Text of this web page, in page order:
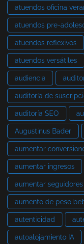
atuendos oficina
atuendos pre-
atuendos reflexivos
atuendos versátiles
audiencia
auditoría de
auditoría SEO
Augustinus Bader
aumentar
aumentar ingresos
aumentar seguidores
aumento de peso
autenticidad
autoalojamiento IA